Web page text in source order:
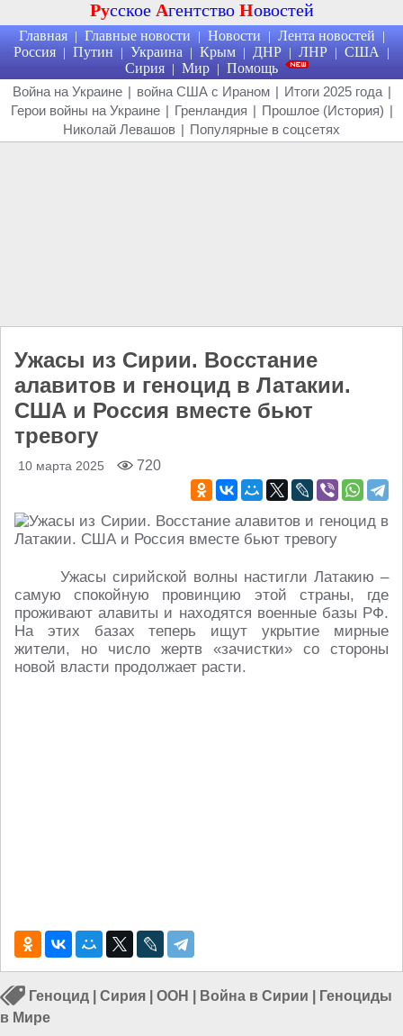
Русское Агентство Новостей
Главная | Главные новости | Новости | Лента новостей |
Россия | Путин | Украина | Крым | ДНР | ЛНР | США |
Сирия | Мир | Помощь
Война на Украине | война США с Ираном | Итоги 2025 года |
Герои войны на Украине | Гренландия | Прошлое (История) |
Николай Левашов | Популярные в соцсетях
Ужасы из Сирии. Восстание
алавитов и геноцид в Латакии.
США и Россия вместе бьют
тревогу
10 марта 2025 720
Ужасы сирийской волны настигли Латакию –
самую спокойную провинцию этой страны, где
проживают алавиты и находятся военные базы РФ.
На этих базах теперь ищут укрытие мирные
жители, но число жертв «зачистки» со стороны
новой власти продолжает расти.
Геноцид Сирия ООН Война в Сирии
Геноциды
в Мире